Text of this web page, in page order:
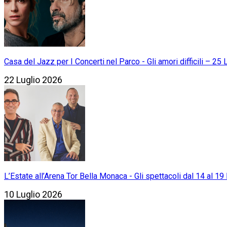
Casa del Jazz per I Concerti nel Parco - Gli amori difficili – 25
22 Luglio 2026
L’Estate all’Arena Tor Bella Monaca - Gli spettacoli dal 14 al
10 Luglio 2026